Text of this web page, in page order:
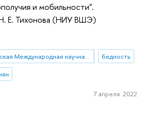
и мобильности".
Е. Тихонова (НИУ ВШЭ)
XVIII Ясинская Международная научная конференция
бедность
7 апреля 2022